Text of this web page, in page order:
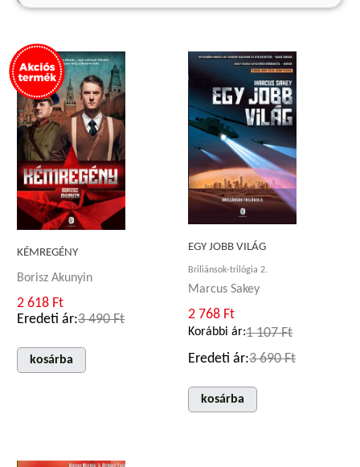
KÉMREGÉNY
Borisz Akunyin
2 618 Ft
Eredeti ár:3 490 Ft
kosárba
EGY JOBB VILÁG
Briliánsok-trilógia 2.
Marcus Sakey
2 768 Ft
Korábbi ár:1 107 Ft
Eredeti ár:3 690 Ft
kosárba